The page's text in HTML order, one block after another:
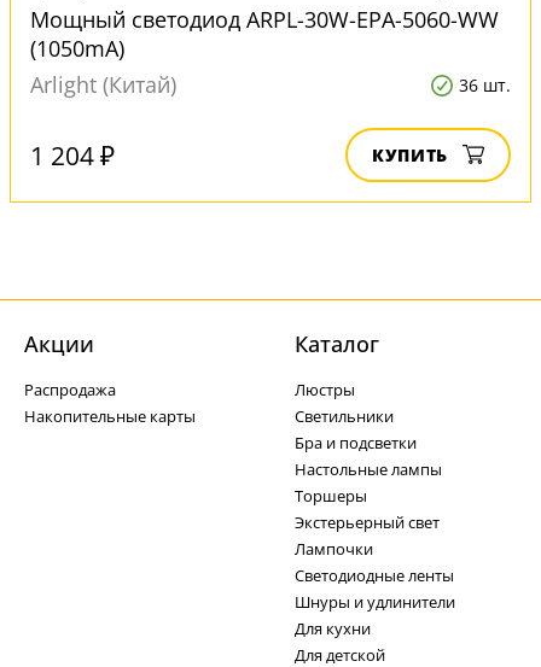
Мощный светодиод ARPL-30W-EPA-5060-WW
(1050mA)
Arlight (Китай)
36 шт.
1 204 ₽ КУПИТЬ
Акции
Распродажа
Накопительные карты
Каталог
Люстры
Светильники
Бра и подсветки
Настольные лампы
Торшеры
Экстерьерный свет
Лампочки
Светодиодные ленты
Шнуры и удлинители
Для кухни
Для детской